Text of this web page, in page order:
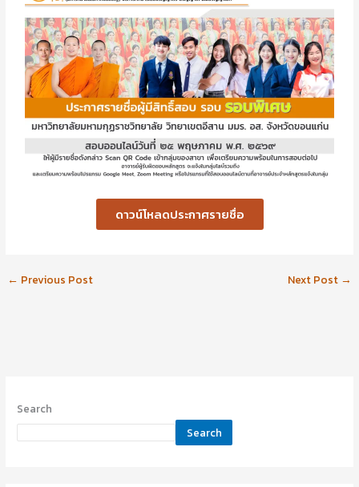
ดาวน์โหลดประกาศรายชื่อ
← Previous Post Next Post →
Search
Search
ก่
า
เ
ก่
า